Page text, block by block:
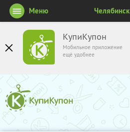
КупиКупон
Мобильное приложение
ещё удобнее
Меню Челябинск